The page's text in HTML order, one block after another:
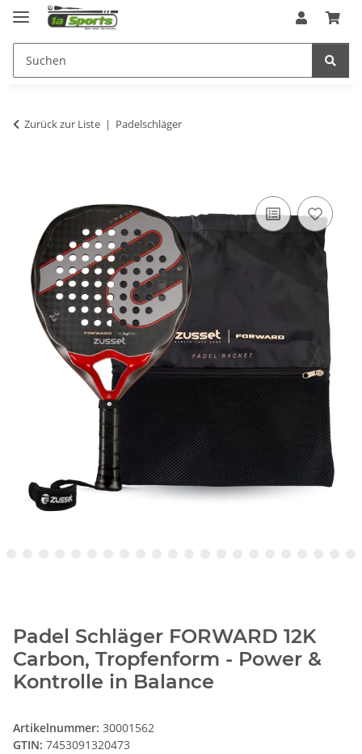
Zurück zur Liste Padelschläger
Padel Schläger FORWARD 12K
Carbon, Tropfenform - Power &
Kontrolle in Balance
Artikelnummer: 30001562
GTIN: 7453091320473